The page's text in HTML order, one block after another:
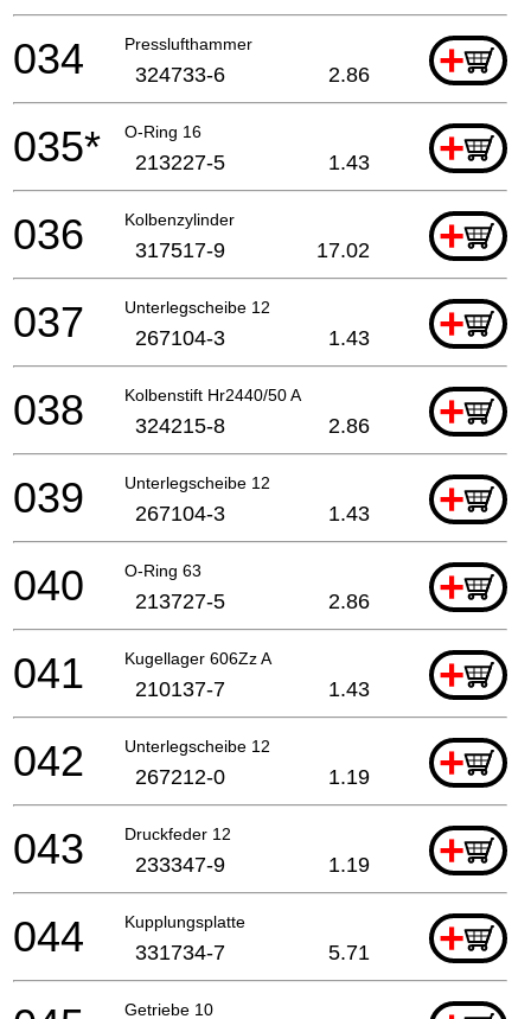
Presslufthammer +
034 324733-6 2.86
O-Ring 16 +
035* 213227-5 1.43
Kolbenzylinder +
036 317517-9 17.02
Unterlegscheibe 12 +
037 267104-3 1.43
Kolbenstift Hr2440/50 A +
038 324215-8 2.86
Unterlegscheibe 12 +
039 267104-3 1.43
O-Ring 63 +
040 213727-5 2.86
Kugellager 606Zz A +
041 210137-7 1.43
Unterlegscheibe 12 +
042 267212-0 1.19
Druckfeder 12 +
043 233347-9 1.19
Kupplungsplatte +
044 331734-7 5.71
Getriebe 10